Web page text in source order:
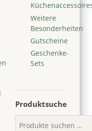
Weitere
Besonderheiten
Gutscheine
Geschenke-
Sets
Produktsuche